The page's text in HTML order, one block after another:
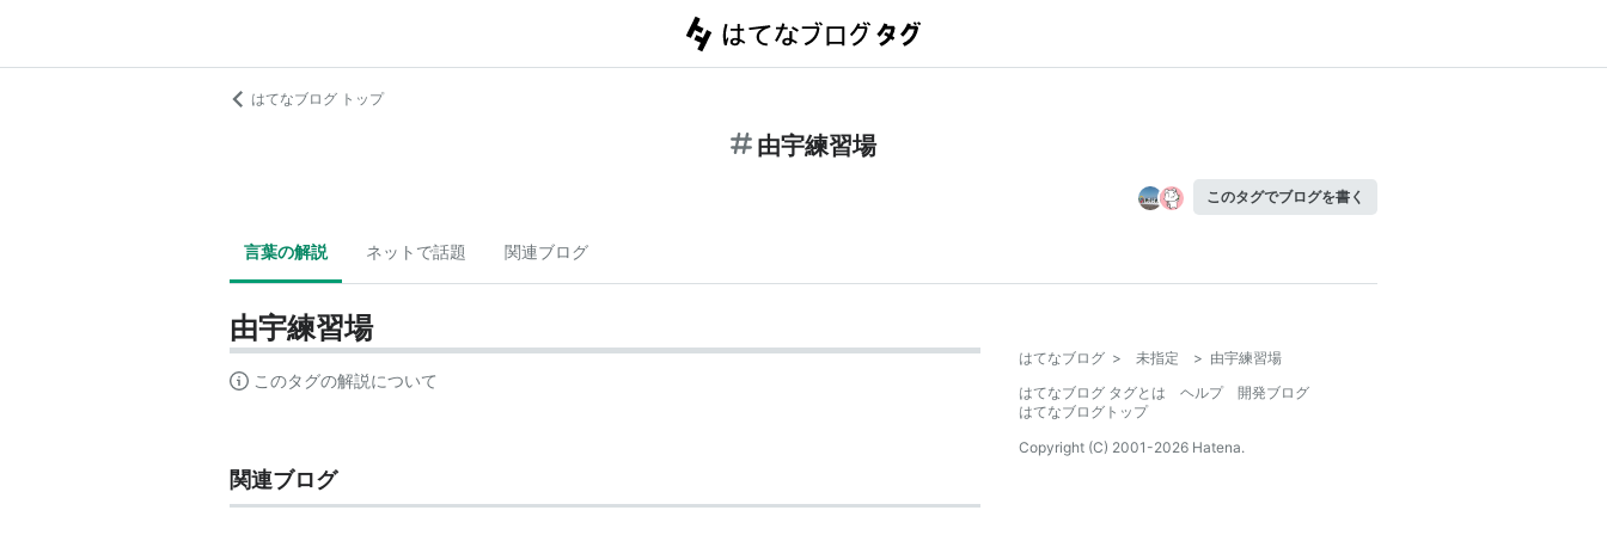
はてなブログ トップ
由宇練習場
このタグでブログを書く
言葉の解説 ネットで話題 関連ブログ
由宇練習場
このタグの解説について
関連ブログ
はてなブログ > 未指定 > 由宇練習場
はてなブログ タグとは
ヘルプ
開発ブログ
はてなブログトップ
Copyright (C) 2001-2026 Hatena.